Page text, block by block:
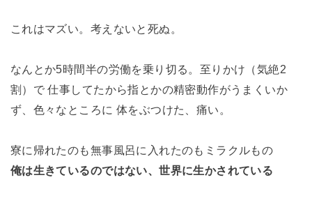
これはマズい。考えないと死ぬ。
なんとか5時間半の労働を乗り切る。至りかけ（気絶2
割）で 仕事してたから指とかの精密動作がうまくいか
ず、色々なところに 体をぶつけた、痛い。
寮に帰れたのも無事風呂に入れたのもミラクルもの
俺は生きているのではない、世界に生かされている